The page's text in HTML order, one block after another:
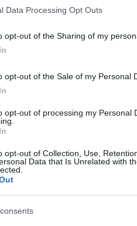
Data Processing Opt Outs
opt-out of the Sharing of my
opt-out of the Sale of my Personal
opt-out of processing my Personal
opt-out of Collection, Use,
Data that Is Unrelated with
των
φιλία,
το